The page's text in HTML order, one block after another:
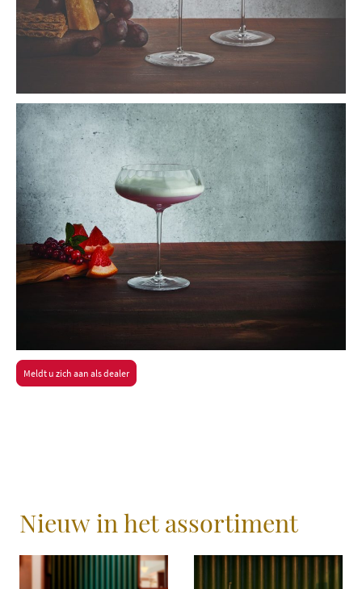
Meldt u zich aan als dealer
Nieuw in het assortiment